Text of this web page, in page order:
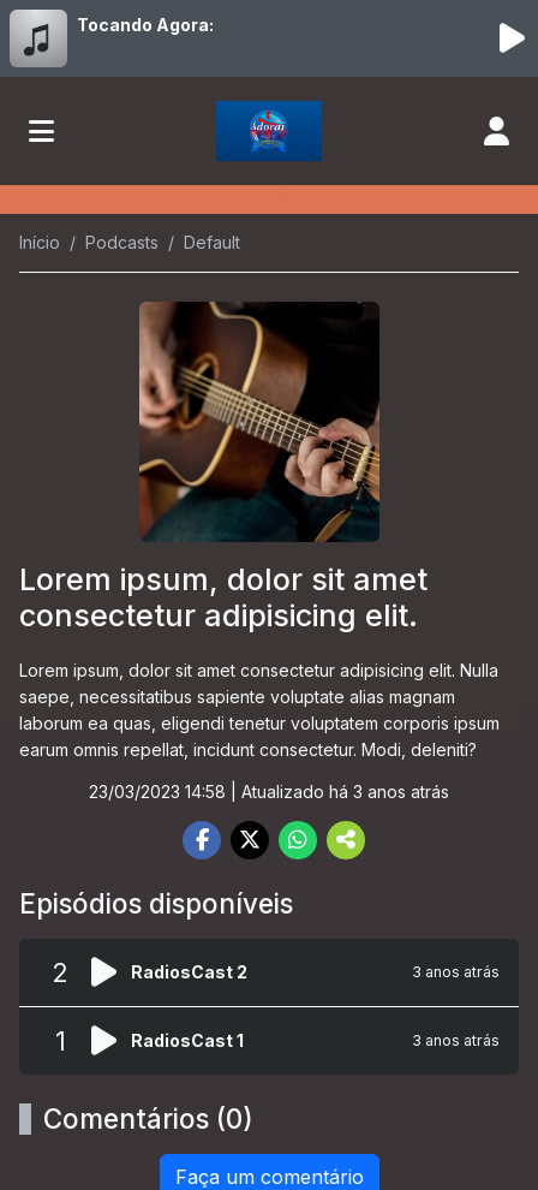
Tocando Agora:
Início Podcasts Default
Lorem ipsum, dolor sit amet
consectetur adipisicing elit.
Lorem ipsum, dolor sit amet consectetur adipisicing elit. Nulla
saepe, necessitatibus sapiente voluptate alias magnam
laborum ea quas, eligendi tenetur voluptatem corporis ipsum
earum omnis repellat, incidunt consectetur. Modi, deleniti?
23/03/2023 14:58 | Atualizado há 3 anos atrás
Episódios disponíveis
2 RadiosCast 2 3 anos atrás
1 RadiosCast 1 3 anos atrás
Comentários (0)
Faça um comentário